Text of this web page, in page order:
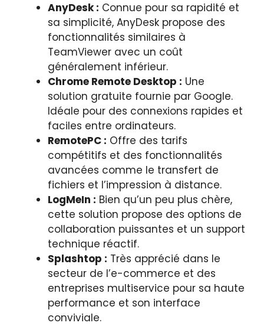
AnyDesk : Connue pour sa rapidité et
sa simplicité, AnyDesk propose des
fonctionnalités similaires à
TeamViewer avec un coût
généralement inférieur.
Chrome Remote Desktop : Une
solution gratuite fournie par Google.
Idéale pour des connexions rapides et
faciles entre ordinateurs.
RemotePC : Offre des tarifs
compétitifs et des fonctionnalités
avancées comme le transfert de
fichiers et l’impression à distance.
LogMeIn : Bien qu’un peu plus chère,
cette solution propose des options de
collaboration puissantes et un support
technique réactif.
Splashtop : Très apprécié dans le
secteur de l’e-commerce et des
entreprises multiservice pour sa haute
performance et son interface
conviviale.